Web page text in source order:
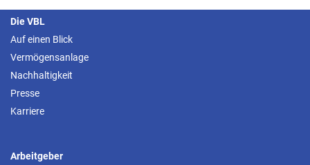
Die VBL
Auf einen Blick
Vermögensanlage
Nachhaltigkeit
Presse
Karriere
Arbeitgeber